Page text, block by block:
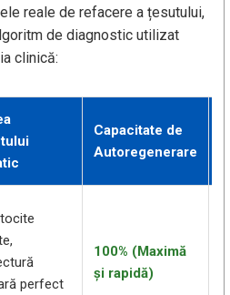
reale de refacere a țesutului,
de diagnostic utilizat
clinică:
Capacitate de
Autoregenerare
perfect
100% (Maximă
și rapidă)